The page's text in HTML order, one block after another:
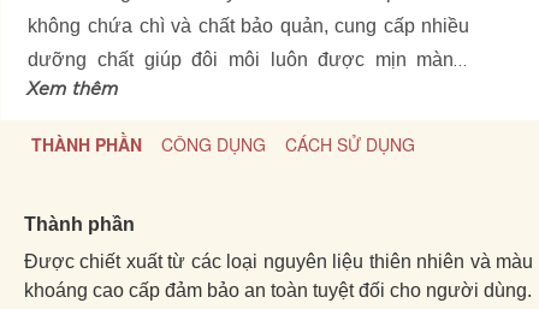
không chứa chì và chất bảo quản, cung cấp nhiều
dưỡng chất giúp đôi môi luôn được mịn màng,
căng bóng đầy sức sống. Chất son mịn, bền màu,
màu sắc tươi sáng, lên màu chuẩn, che khuyết
điểm rất tốt và không làm thâm môi.
Xem thêm
THÀNH PHẦN CÔNG DỤNG CÁCH SỬ DỤNG
Thành phần
Được chiết xuất từ các loại nguyên liệu thiên nhiên và màu
khoáng cao cấp đảm bảo an toàn tuyệt đối cho người dùng.